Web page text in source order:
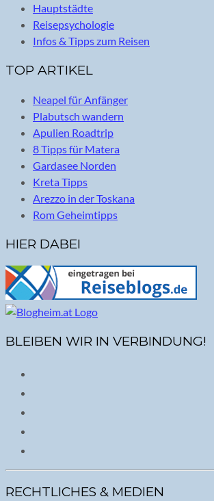
Hauptstädte
Reisepsychologie
Infos & Tipps zum Reisen
TOP ARTIKEL
Neapel für Anfänger
Plabutsch wandern
Apulien Roadtrip
8 Tipps für Matera
Gardasee Norden
Kreta Tipps
Arezzo in der Toskana
Rom Geheimtipps
HIER DABEI
BLEIBEN WIR IN VERBINDUNG!
RECHTLICHES & MEDIEN